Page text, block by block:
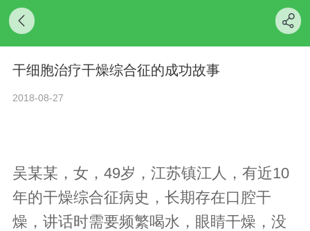
干细胞治疗干燥综合征的成功故事
2018-08-27
吴某某，女，49岁，江苏镇江人，有近10
年的干燥综合征病史，长期存在口腔干
燥，讲话时需要频繁喝水，眼睛干燥，没